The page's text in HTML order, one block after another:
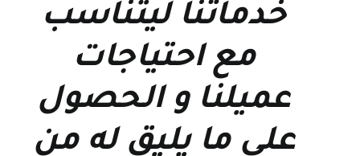
خدماتنا ليتناسب
مع احتياجات
عميلنا و الحصول
على ما يليق له من